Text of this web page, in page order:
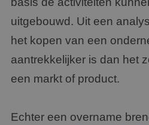
uitgebouwd. Uit een
het kopen van een
aantrekkelijker is dan het
een markt of product.
Echter een overname